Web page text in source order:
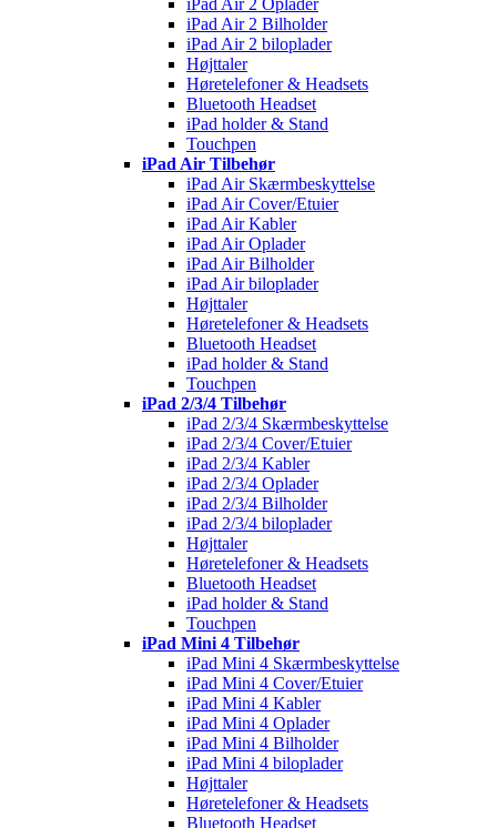
iPad Air 2 Oplader
iPad Air 2 Bilholder
iPad Air 2 biloplader
Højttaler
Høretelefoner & Headsets
Bluetooth Headset
iPad holder & Stand
Touchpen
iPad Air Tilbehør
iPad Air Skærmbeskyttelse
iPad Air Cover/Etuier
iPad Air Kabler
iPad Air Oplader
iPad Air Bilholder
iPad Air biloplader
Højttaler
Høretelefoner & Headsets
Bluetooth Headset
iPad holder & Stand
Touchpen
iPad 2/3/4 Tilbehør
iPad 2/3/4 Skærmbeskyttelse
iPad 2/3/4 Cover/Etuier
iPad 2/3/4 Kabler
iPad 2/3/4 Oplader
iPad 2/3/4 Bilholder
iPad 2/3/4 biloplader
Højttaler
Høretelefoner & Headsets
Bluetooth Headset
iPad holder & Stand
Touchpen
iPad Mini 4 Tilbehør
iPad Mini 4 Skærmbeskyttelse
iPad Mini 4 Cover/Etuier
iPad Mini 4 Kabler
iPad Mini 4 Oplader
iPad Mini 4 Bilholder
iPad Mini 4 biloplader
Højttaler
Høretelefoner & Headsets
Bluetooth Headset